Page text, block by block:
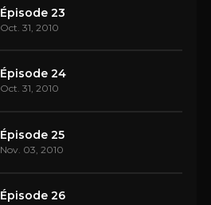
Épisode 23
Oct. 31, 2010
Épisode 24
Oct. 31, 2010
Épisode 25
Nov. 03, 2010
Épisode 26